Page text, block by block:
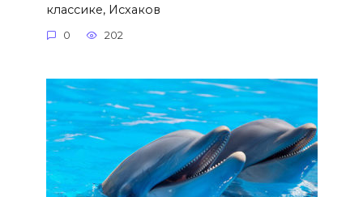
классике, Исхаков
0 202